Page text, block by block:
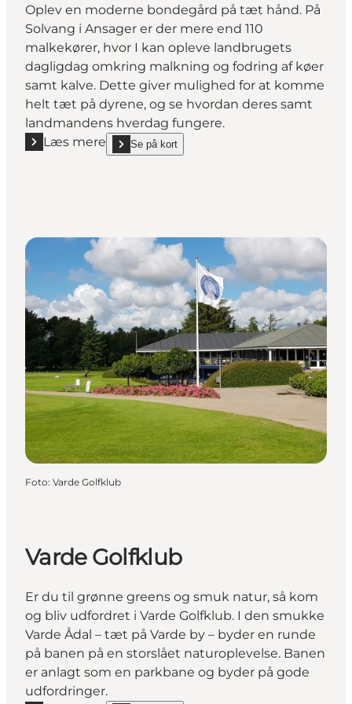
Oplev en moderne bondegård på tæt hånd. På
Solvang i Ansager er der mere end 110
malkekører, hvor I kan opleve landbrugets
dagligdag omkring malkning og fodring af køer
samt kalve. Dette giver mulighed for at komme
helt tæt på dyrene, og se hvordan deres samt
landmandens hverdag fungere.
Læs mere
Læs mere "Solvang Apartments"
Se på kort
show Solvang Apartments on_map
Foto: Varde Golfklub
Varde Golfklub
Er du til grønne greens og smuk natur, så kom
og bliv udfordret i Varde Golfklub. I den smukke
Varde Ådal – tæt på Varde by – byder en runde
på banen på en storslået naturoplevelse. Banen
er anlagt som en parkbane og byder på gode
udfordringer.